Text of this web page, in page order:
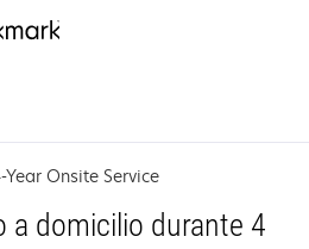
Year Onsite Service
a domicilio durante 4